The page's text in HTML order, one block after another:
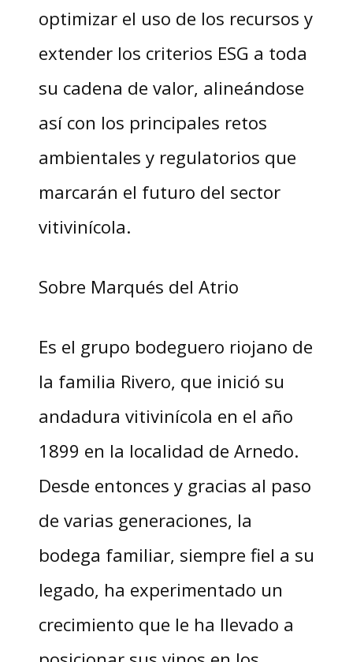
optimizar el uso de los recursos y
extender los criterios ESG a toda
su cadena de valor, alineándose
así con los principales retos
ambientales y regulatorios que
marcarán el futuro del sector
vitivinícola.
Sobre Marqués del Atrio
Es el grupo bodeguero riojano de
la familia Rivero, que inició su
andadura vitivinícola en el año
1899 en la localidad de Arnedo.
Desde entonces y gracias al paso
de varias generaciones, la
bodega familiar, siempre fiel a su
legado, ha experimentado un
crecimiento que le ha llevado a